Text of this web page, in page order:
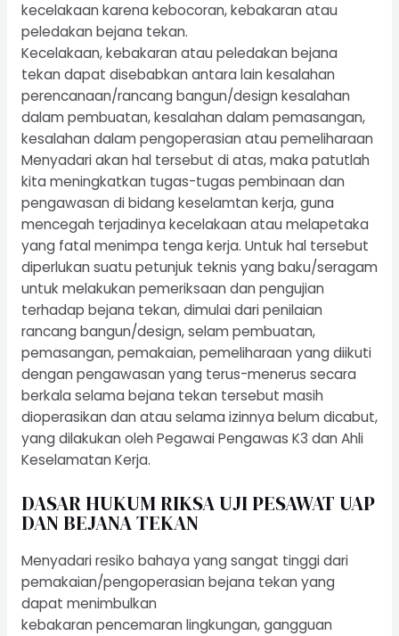
kecelakaan karena kebocoran, kebakaran atau
peledakan bejana tekan.
Kecelakaan, kebakaran atau peledakan bejana
tekan dapat disebabkan antara lain kesalahan
perencanaan/rancang bangun/design kesalahan
dalam pembuatan, kesalahan dalam pemasangan,
kesalahan dalam pengoperasian atau pemeliharaan
Menyadari akan hal tersebut di atas, maka patutlah
kita meningkatkan tugas-tugas pembinaan dan
pengawasan di bidang keselamtan kerja, guna
mencegah terjadinya kecelakaan atau melapetaka
yang fatal menimpa tenga kerja. Untuk hal tersebut
diperlukan suatu petunjuk teknis yang baku/seragam
untuk melakukan pemeriksaan dan pengujian
terhadap bejana tekan, dimulai dari penilaian
rancang bangun/design, selam pembuatan,
pemasangan, pemakaian, pemeliharaan yang diikuti
dengan pengawasan yang terus-menerus secara
berkala selama bejana tekan tersebut masih
dioperasikan dan atau selama izinnya belum dicabut,
yang dilakukan oleh Pegawai Pengawas K3 dan Ahli
Keselamatan Kerja.
DASAR HUKUM RIKSA UJI PESAWAT UAP
DAN BEJANA TEKAN
Menyadari resiko bahaya yang sangat tinggi dari
pemakaian/pengoperasian bejana tekan yang
dapat menimbulkan
kebakaran pencemaran lingkungan, gangguan